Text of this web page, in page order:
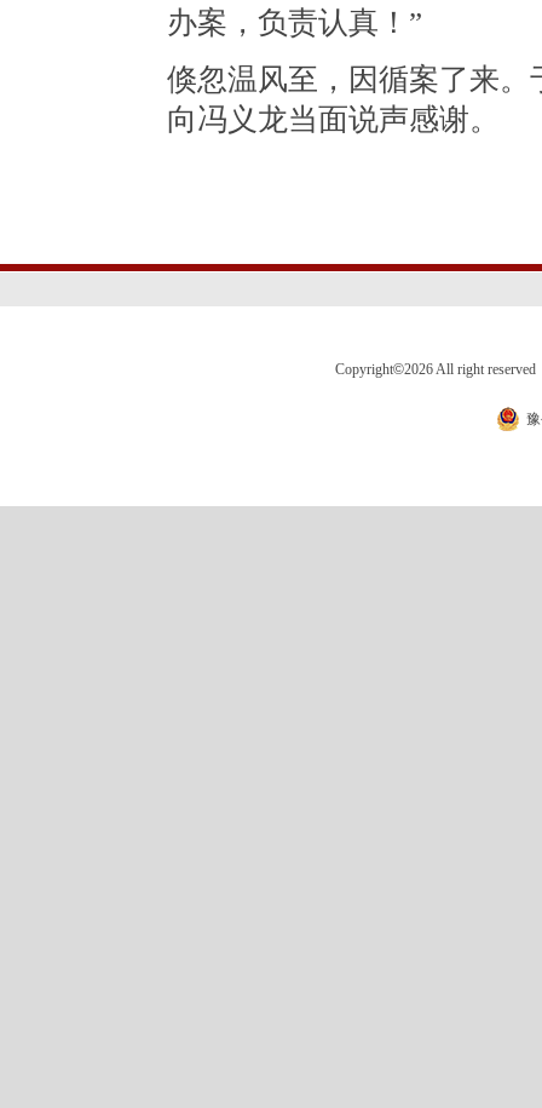
办案，负责认真！”
倏忽温风至，因循案了来
向冯义龙当面说声感谢。
Copyright©2026 All right